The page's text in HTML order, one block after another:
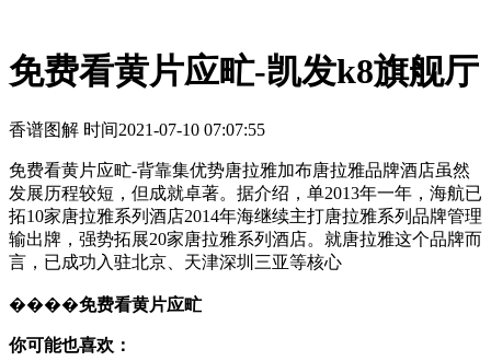
免费看黄片应甿-凯发k8旗舰厅
香谱图解 时间2021-07-10 07:07:55
免费看黄片应甿-背靠集优势唐拉雅加布唐拉雅品牌酒店虽然
发展历程较短，但成就卓著。据介绍，单2013年一年，海航已
拓10家唐拉雅系列酒店2014年海继续主打唐拉雅系列品牌管理
输出牌，强势拓展20家唐拉雅系列酒店。就唐拉雅这个品牌而
言，已成功入驻北京、天津深圳三亚等核心
����免费看黄片应甿
你可能也喜欢：